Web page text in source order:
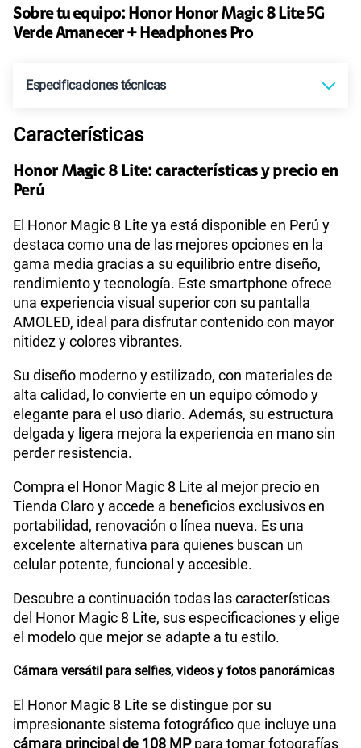
Paga solo
30GBen alta velocidad
Paga solo S/60.90
Ver menos planes
Sobre tu equipo: Honor Honor Magic 8 Lite 5G
Verde Amanecer + Headphones Pro
Especificaciones técnicas
Tecnología de Pantalla
Procesador Qualcomm Snapdragon 6 Gen 4
Tamaño de Pantalla 6.79
WiFI
Peso
Bluetooth
Cámara de fotos Principal
Cámara de fotos Frontal
Radio FM
Características
Honor Magic 8 Lite: características y precio en
Perú
El Honor Magic 8 Lite ya está disponible en Perú y
destaca como una de las mejores opciones en la
gama media gracias a su equilibrio entre diseño,
rendimiento y tecnología. Este smartphone ofrece
una experiencia visual superior con su pantalla
AMOLED, ideal para disfrutar contenido con mayor
nitidez y colores vibrantes.
Su diseño moderno y estilizado, con materiales de
alta calidad, lo convierte en un equipo cómodo y
elegante para el uso diario. Además, su estructura
delgada y ligera mejora la experiencia en mano sin
perder resistencia.
Compra el Honor Magic 8 Lite al mejor precio en
Tienda Claro y accede a beneficios exclusivos en
portabilidad, renovación o línea nueva. Es una
excelente alternativa para quienes buscan un
celular potente, funcional y accesible.
Descubre a continuación todas las características
del Honor Magic 8 Lite, sus especificaciones y elige
el modelo que mejor se adapte a tu estilo.
Cámara versátil para selfies, videos y fotos panorámicas
El Honor Magic 8 Lite se distingue por su
impresionante sistema fotográfico que incluye una
cámara principal de 108 MPpara tomar fotografías